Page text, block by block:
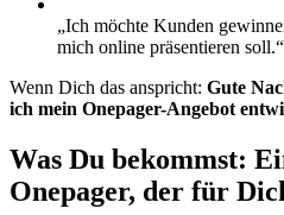
„Ich möchte Kunden
mich online präsentieren soll.“
Wenn Dich das anspricht: Gute
ich mein Onepager-Angebot
Was Du bekommst:
Onepager, der für